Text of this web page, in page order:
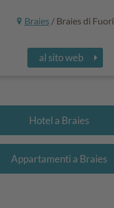
Braies / Braies di Fuori
al sito web
Hotel a Braies
Appartamenti a Braies